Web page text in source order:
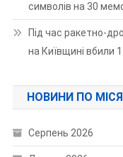
символів на 30
Під час ракетно-
на Київщині вбили
НОВИНИ ПО
Серпень 2026